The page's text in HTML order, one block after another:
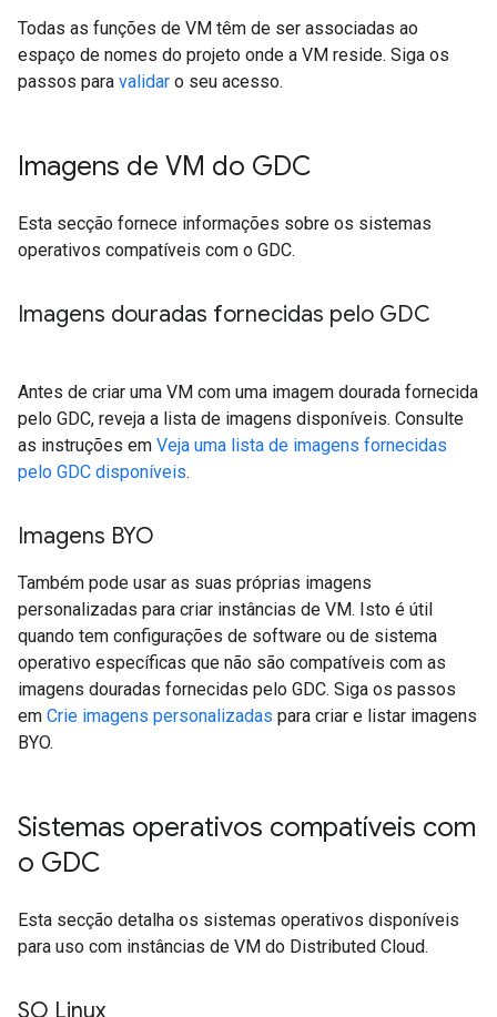
Todas as funções de VM têm de ser associadas ao
espaço de nomes do projeto onde a VM reside. Siga os
passos para validar o seu acesso.
Imagens de VM do GDC
Esta secção fornece informações sobre os sistemas
operativos compatíveis com o GDC.
Imagens douradas fornecidas pelo GDC
Antes de criar uma VM com uma imagem dourada fornecida
pelo GDC, reveja a lista de imagens disponíveis. Consulte
as instruções em Veja uma lista de imagens fornecidas
pelo GDC disponíveis.
Imagens BYO
Também pode usar as suas próprias imagens
personalizadas para criar instâncias de VM. Isto é útil
quando tem configurações de software ou de sistema
operativo específicas que não são compatíveis com as
imagens douradas fornecidas pelo GDC. Siga os passos
em Crie imagens personalizadas para criar e listar imagens
BYO.
Sistemas operativos compatíveis com
o GDC
Esta secção detalha os sistemas operativos disponíveis
para uso com instâncias de VM do Distributed Cloud.
SO Linux